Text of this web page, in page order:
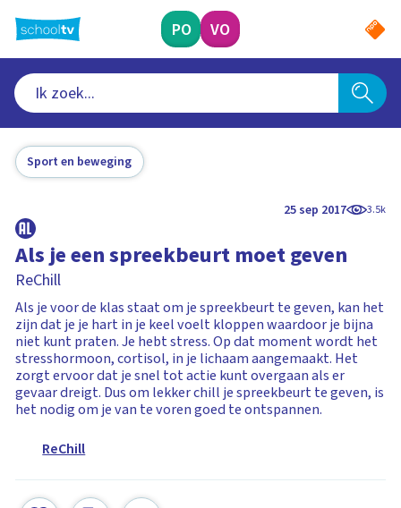
naar
hoofdinhoud
PO VO
Sport en beweging
25 sep 2017 3.5k
Als je een spreekbeurt moet geven
ReChill
Als je voor de klas staat om je spreekbeurt te geven, kan het
zijn dat je je hart in je keel voelt kloppen waardoor je bijna
niet kunt praten. Je hebt stress. Op dat moment wordt het
stresshormoon, cortisol, in je lichaam aangemaakt. Het
zorgt ervoor dat je snel tot actie kunt overgaan als er
gevaar dreigt. Dus om lekker chill je spreekbeurt te geven, is
het nodig om je van te voren goed te ontspannen.
ReChill